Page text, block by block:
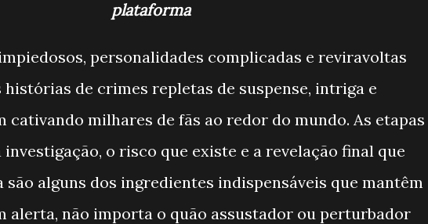
plataforma
personalidades complicadas e reviravoltas
histórias de crimes repletas de suspense, intriga e
milhares de fãs ao redor do mundo. As etapas
investigação, o risco que existe e a revelação final que
são alguns dos ingredientes indispensáveis que mantêm
alerta, não importa o quão assustador ou perturbador